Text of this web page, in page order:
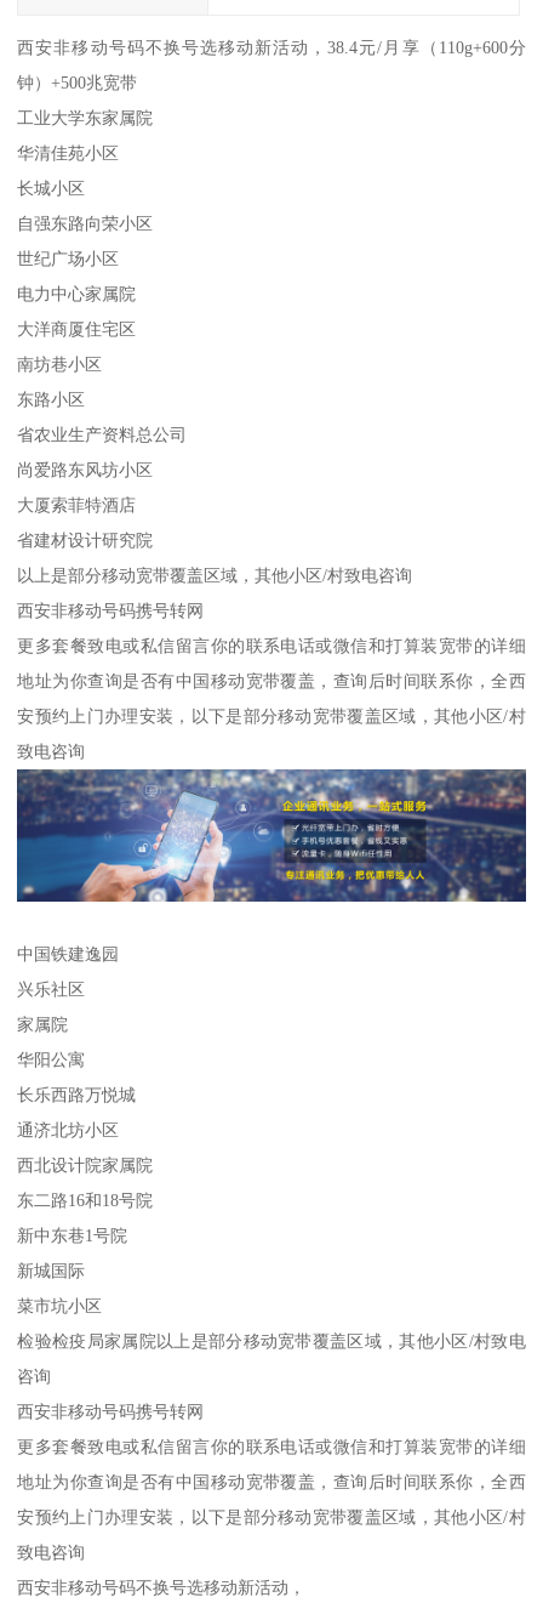
西安非移动号码不换号选移动新活动，38.4元/月享（110g+600分
钟）+500兆宽带
工业大学东家属院
华清佳苑小区
长城小区
自强东路向荣小区
世纪广场小区
电力中心家属院
大洋商厦住宅区
南坊巷小区
东路小区
省农业生产资料总公司
尚爱路东风坊小区
大厦索菲特酒店
省建材设计研究院
以上是部分移动宽带覆盖区域，其他小区/村致电咨询
西安非移动号码携号转网
更多套餐致电或私信留言你的联系电话或微信和打算装宽带的详细
地址为你查询是否有中国移动宽带覆盖，查询后时间联系你，全西
安预约上门办理安装，以下是部分移动宽带覆盖区域，其他小区/村
致电咨询
中国铁建逸园
兴乐社区
家属院
华阳公寓
长乐西路万悦城
通济北坊小区
西北设计院家属院
东二路16和18号院
新中东巷1号院
新城国际
菜市坑小区
检验检疫局家属院以上是部分移动宽带覆盖区域，其他小区/村致电
咨询
西安非移动号码携号转网
更多套餐致电或私信留言你的联系电话或微信和打算装宽带的详细
地址为你查询是否有中国移动宽带覆盖，查询后时间联系你，全西
安预约上门办理安装，以下是部分移动宽带覆盖区域，其他小区/村
致电咨询
西安非移动号码不换号选移动新活动，